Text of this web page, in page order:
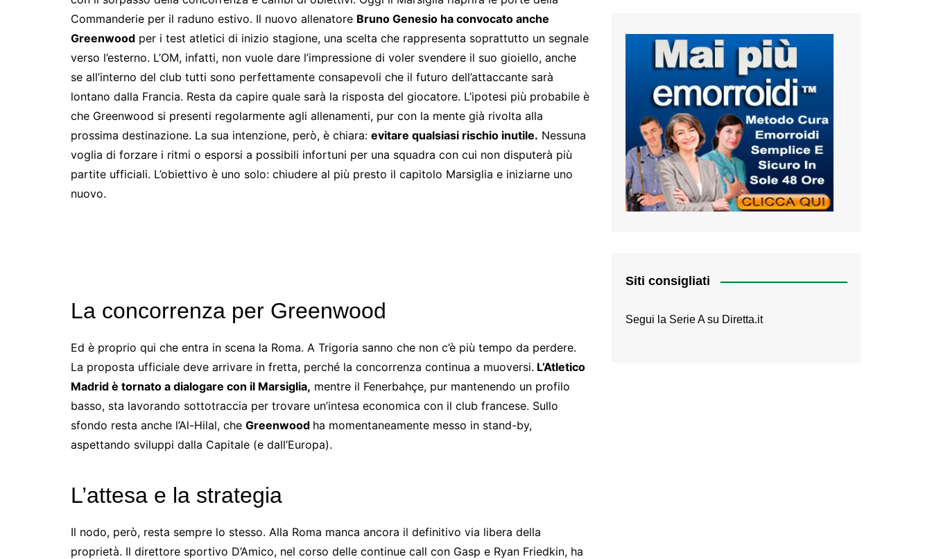
Commanderie per il raduno estivo. Il nuovo allenatore Bruno Genesio ha convocato anche
Greenwood per i test atletici di inizio stagione, una scelta che rappresenta soprattutto un segnale
verso l’esterno. L’OM, infatti, non vuole dare l’impressione di voler svendere il suo gioiello, anche
se all’interno del club tutti sono perfettamente consapevoli che il futuro dell’attaccante sarà
lontano dalla Francia. Resta da capire quale sarà la risposta del giocatore. L’ipotesi più probabile è
che Greenwood si presenti regolarmente agli allenamenti, pur con la mente già rivolta alla
prossima destinazione. La sua intenzione, però, è chiara: evitare qualsiasi rischio inutile. Nessuna
voglia di forzare i ritmi o esporsi a possibili infortuni per una squadra con cui non disputerà più
partite ufficiali. L’obiettivo è uno solo: chiudere al più presto il capitolo Marsiglia e iniziarne uno
nuovo.
La concorrenza per Greenwood
Ed è proprio qui che entra in scena la Roma. A Trigoria sanno che non c’è più tempo da perdere.
La proposta ufficiale deve arrivare in fretta, perché la concorrenza continua a muoversi. L’Atletico
Madrid è tornato a dialogare con il Marsiglia, mentre il Fenerbahçe, pur mantenendo un profilo
basso, sta lavorando sottotraccia per trovare un’intesa economica con il club francese. Sullo
sfondo resta anche l’Al-Hilal, che Greenwood ha momentaneamente messo in stand-by,
aspettando sviluppi dalla Capitale (e dall’Europa).
L’attesa e la strategia
Il nodo, però, resta sempre lo stesso. Alla Roma manca ancora il definitivo via libera della
proprietà. Il direttore sportivo D’Amico, nel corso delle continue call con Gasp e Ryan Friedkin, ha
Siti consigliati
Segui la Serie A su Diretta.it